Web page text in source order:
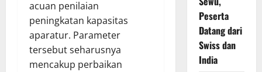
acuan penilaian
peningkatan kapasitas
aparatur. Parameter
tersebut seharusnya
mencakup perbaikan
Peserta
Datang dari
Swiss dan
India